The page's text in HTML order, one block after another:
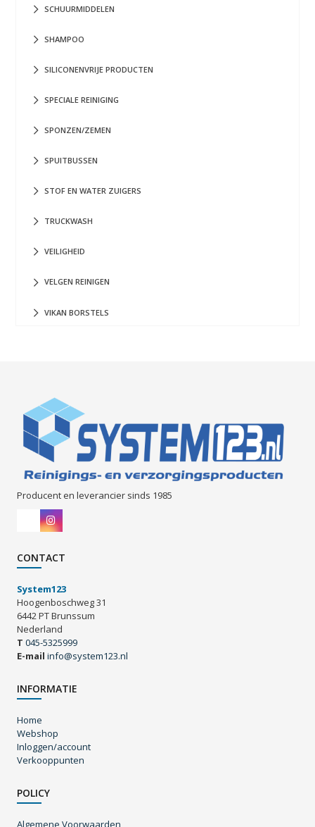
SCHUURMIDDELEN
SHAMPOO
SILICONENVRIJE PRODUCTEN
SPECIALE REINIGING
SPONZEN/ZEMEN
SPUITBUSSEN
STOF EN WATER ZUIGERS
TRUCKWASH
VEILIGHEID
VELGEN REINIGEN
VIKAN BORSTELS
Producent en leverancier sinds 1985
CONTACT
System123
Hoogenboschweg 31
6442 PT Brunssum
Nederland
T 045-5325999
E-mail info@system123.nl
INFORMATIE
Home
Webshop
Inloggen/account
Verkooppunten
POLICY
Algemene Voorwaarden